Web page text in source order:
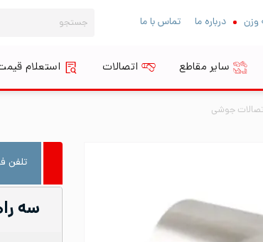
وزن درباره ما تماس با ما
برای:
سایر مقاطع اتصالات استعلام
جوشی
تلفن
سه